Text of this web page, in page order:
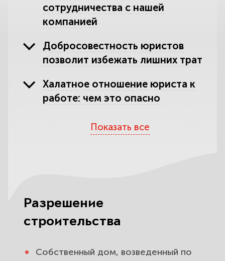
сотрудничества с нашей
компанией
Добросовестность юристов
позволит избежать лишних трат
Халатное отношение юриста к
работе: чем это опасно
Перечень наших услуг
Какие юристы вас обокрадут
выборе юридической фирмы?
Показать все
Разрешение
строительства
Собственный дом, возведенный по